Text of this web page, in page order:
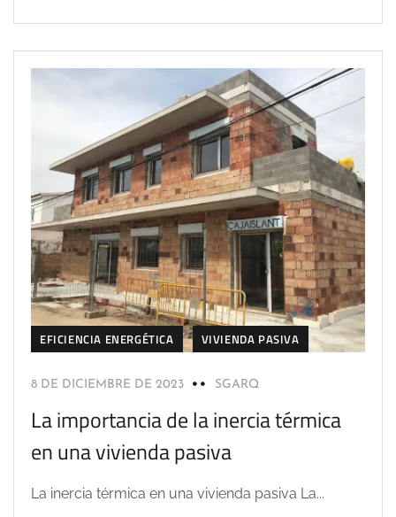
EFICIENCIA ENERGÉTICA VIVIENDA PASIVA
8 DE DICIEMBRE DE 2023 SGARQ
La importancia de la inercia térmica
en una vivienda pasiva
La inercia térmica en una vivienda pasiva La...